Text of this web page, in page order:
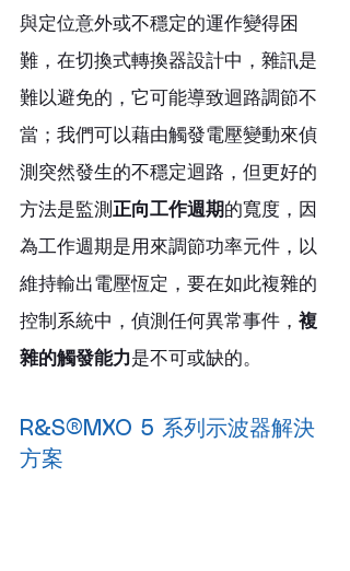
與定位意外或不穩定的運作變得困
難，在切換式轉換器設計中，雜訊是
難以避免的，它可能導致迴路調節不
當；我們可以藉由觸發電壓變動來偵
測突然發生的不穩定迴路，但更好的
方法是監測 正向工作週期的寬度，因
為工作週期是用來調節功率元件，以
維持輸出電壓恆定，要在如此複雜的
控制系統中，偵測任何異常事件， 複
雜的觸發能力是不可或缺的。
R&S®MXO 5 系列示波器解決
方案